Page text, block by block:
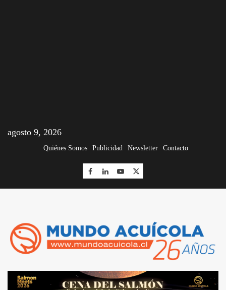
agosto 9, 2026
Quiénes Somos Publicidad Newsletter Contacto